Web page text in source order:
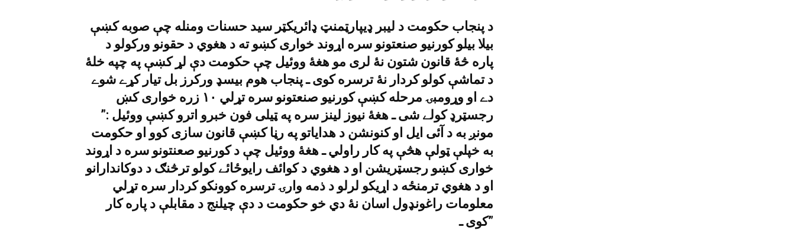
د پنجاب حکومت د ليبر ډيپارټمنټ ډائريکټر سيد حسنات ومنله چې صوبه کښې
بيلا بيلو کورنيو صنعتونو سره اړوند خوارى کښو ته د هغوي د حقونو ورکولو د
پاره څۀ قانون شتون نۀ لرى مو هغۀ ووئيل چې حکومت دې لړ کښې په چپه خلۀ
د تماشې کولو کردار نۀ ترسره کوى ـ پنجاب هوم بيسډ ورکرز بل تيار کړے شوے
دے او وړومبۍ مرحله کښې کورنيو صنعتونو سره تړلي ١٠ زره خوارى کښ
رجسټرډ کولے شى ـ هغۀ نيوز لينز سره په ټيلى فون خبرو اترو کښې ووئيل :”
مونږ به د آئى ايل او کنونشن د هداياتو په رڼا کښې قانون سازى کوو او حکومت
به خپلې ټولې هڅې په کار راولي ـ هغۀ ووئيل چې د کورنيو صعنتونو سره د اړوند
خوارى کښو رجسټريشن او د هغوي د کوائف رايوځائے کولو ترڅنګ د دوکاندارانو
او د هغوي ترمنځه د اړيکو لرلو د ذمه وارۍ ترسره کوونکو کردار سره تړلي
معلومات راغونډول اسان نۀ دي خو حکومت د دې چيلنج د مقابلې د پاره کار
کوى ـ”